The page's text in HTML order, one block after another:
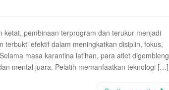
pembinaan terprogram dan terukur menjadi
efektif dalam meningkatkan disiplin, fokus,
masa karantina latihan, para atlet digembleng
mental juara. Pelatih memanfaatkan teknologi […]